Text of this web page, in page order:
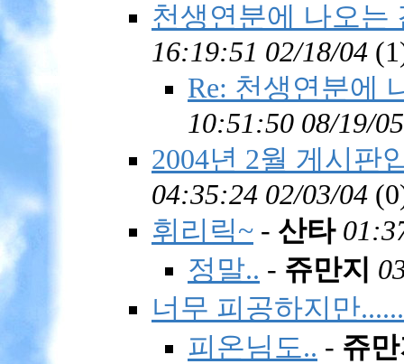
천생연분에 나오는
16:19:51 02/18/04 (
Re: 천생연분에
10:51:50 08/19/05
2004년 2월 게시판
04:35:24 02/03/04 (
휘리릭~ - 산타
정말.. - 쥬만지
너무 피공하지만......
피온님도.. - 쥬